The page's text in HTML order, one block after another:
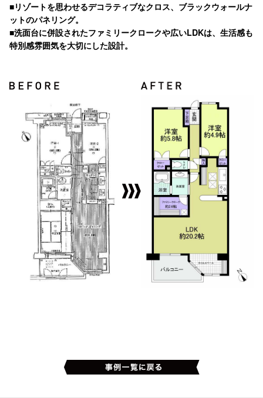
■リゾートを思わせるデコラティブなクロス、ブラックウォールナ
ットのパネリング。
■洗面台に併設されたファミリークロークや広いLDKは、生活感も
特別感雰囲気を大切にした設計。